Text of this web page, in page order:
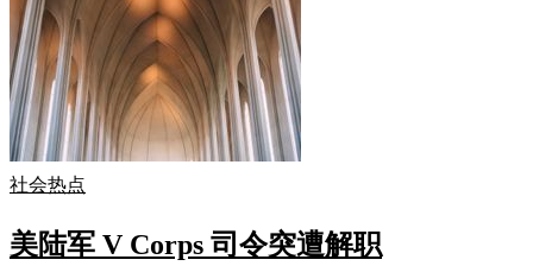
社会热点
美陆军 V Corps 司令突遭解职